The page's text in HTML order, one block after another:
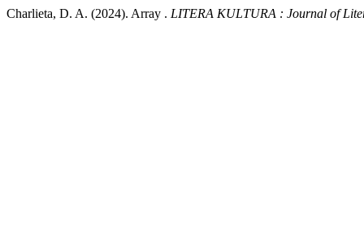
Charlieta, D. A. (2024). Array . LITERA KULTURA : Journal of